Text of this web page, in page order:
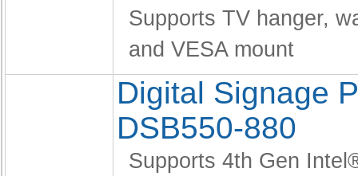
Supports TV hanger,
and VESA mount
Digital Signage
DSB550-880
Supports 4th Gen